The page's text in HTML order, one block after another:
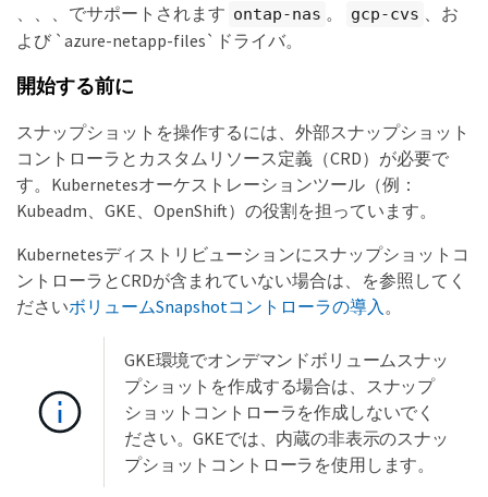
、、、でサポートされます ontap-nas 。 gcp-cvs
、お
よび `azure-netapp-files`ドライバ。
開始する前に
スナップショットを操作するには、外部スナップショット
コントローラとカスタムリソース定義（CRD）が必要で
す。Kubernetesオーケストレーションツール（例：
Kubeadm、GKE、OpenShift）の役割を担っています。
Kubernetesディストリビューションにスナップショットコ
ントローラとCRDが含まれていない場合は、を参照してく
ださいボリュームSnapshotコントローラの導入。
GKE環境でオンデマンドボリュームスナッ
プショットを作成する場合は、スナップ
ショットコントローラを作成しないでく
ださい。GKEでは、内蔵の非表示のスナッ
プショットコントローラを使用します。